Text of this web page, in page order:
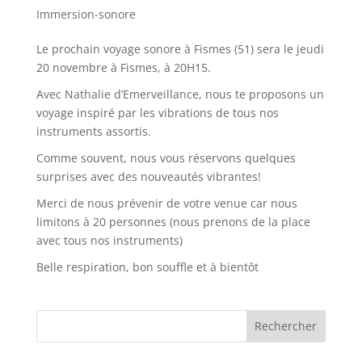
Immersion-sonore
Le prochain voyage sonore à Fismes (51) sera le jeudi
20 novembre à Fismes, à 20H15.
Avec Nathalie d’Emerveillance, nous te proposons un
voyage inspiré par les vibrations de tous nos
instruments assortis.
Comme souvent, nous vous réservons quelques
surprises avec des nouveautés vibrantes!
Merci de nous prévenir de votre venue car nous
limitons à 20 personnes (nous prenons de la place
avec tous nos instruments)
Belle respiration, bon souffle et à bientôt
Rechercher